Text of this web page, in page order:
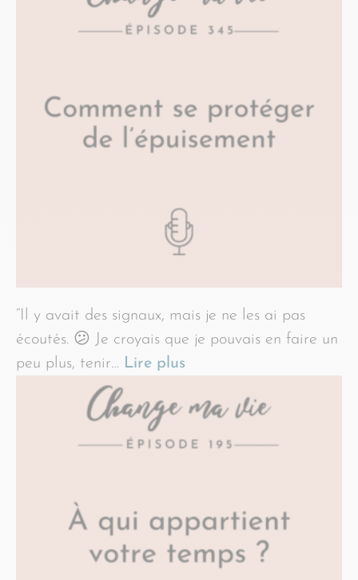
“Il y avait des signaux, mais je ne les ai pas
écoutés. 😕 Je croyais que je pouvais en faire un
peu plus, tenir… Lire plus